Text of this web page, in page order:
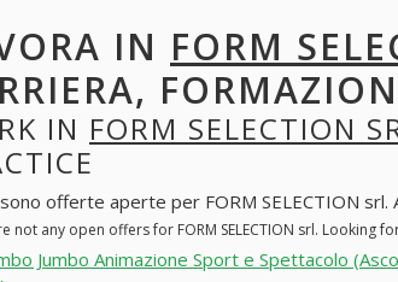
IN FORM
IN FORM SELECTION
offerte aperte per FORM SELECTION
not any open offers for FORM SELECTION srl. Looking
Jumbo Animazione Sport e Spettacolo